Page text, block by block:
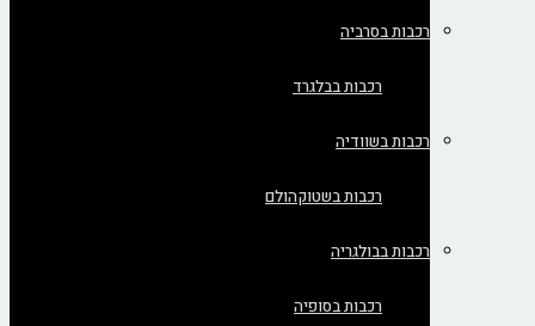
רכבות בסרביה
רכבות בבלגרד
רכבות בשוודיה
רכבות בשטוקהולם
רכבות בבולגריה
רכבות בסופיה